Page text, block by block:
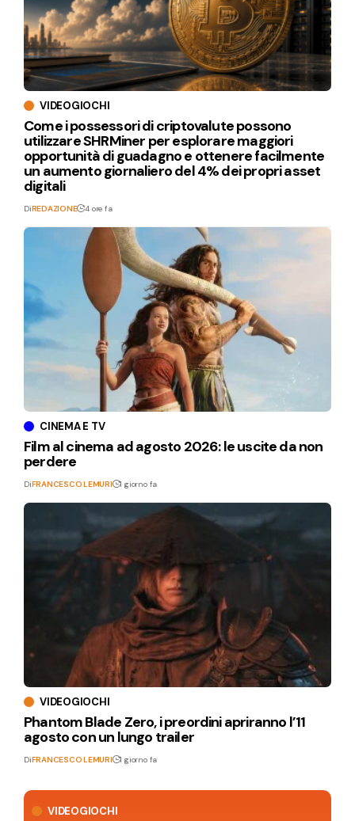
VIDEOGIOCHI
VIDEOGIOCHI
Come i possessori di criptovalute possono
utilizzare SHRMiner per esplorare maggiori
opportunità di guadagno e ottenere facilmente
un aumento giornaliero del 4% dei propri asset
digitali
DiREDAZIONE 4 ore fa
CINEMA E TV
Film al cinema ad agosto 2026: le uscite da non
perdere
DiFRANCESCO LEMURI 1 giorno fa
VIDEOGIOCHI
Phantom Blade Zero, i preordini apriranno l’11
agosto con un lungo trailer
DiFRANCESCO LEMURI 1 giorno fa